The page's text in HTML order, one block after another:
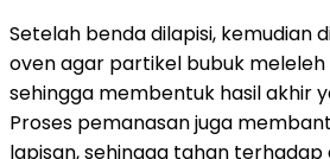
Setelah benda dilapisi, kemudian
oven agar partikel bubuk
sehingga membentuk hasil akhir
Proses pemanasan juga
lapisan, sehingga tahan terhadap